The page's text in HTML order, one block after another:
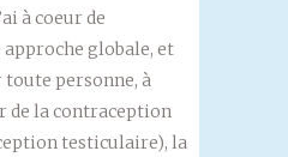
à coeur de
globale, et
toute personne, à
de la contraception
testiculaire), la